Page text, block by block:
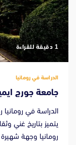
‫1 دقيقة للقراءة
الدراسة في رومانيا
جامعة جورج
الدراسة في
يتميز بتاريخ غني
رومانيا وجهة